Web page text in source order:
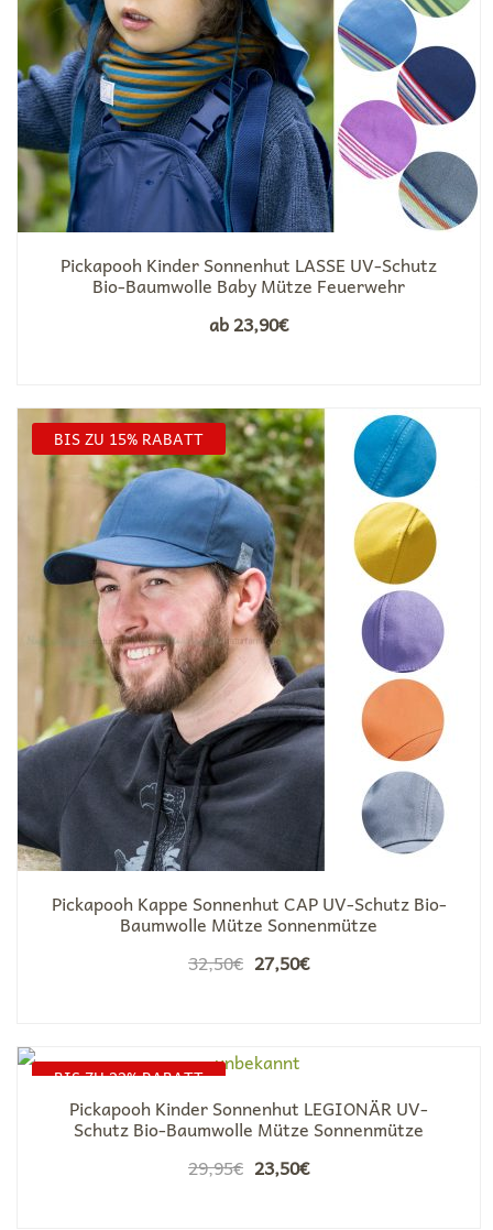
Pickapooh Kinder Sonnenhut LASSE UV-Schutz
Bio-Baumwolle Baby Mütze Feuerwehr
ab23,90€
BIS ZU 15% RABATT
Pickapooh Kappe Sonnenhut CAP UV-Schutz Bio-
Baumwolle Mütze Sonnenmütze
32,50€ Ursprünglicher
27,50€Aktueller
BIS ZU 22% RABATT
Pickapooh Kinder Sonnenhut LEGIONÄR UV-
Schutz Bio-Baumwolle Mütze Sonnenmütze
29,95€ Ursprünglicher
23,50€Aktueller